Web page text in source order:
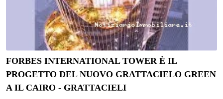
FORBES INTERNATIONAL TOWER È IL
PROGETTO DEL NUOVO GRATTACIELO GREEN
A IL CAIRO - GRATTACIELI